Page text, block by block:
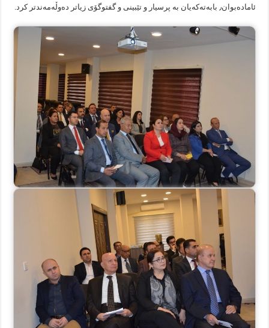
ئامادەبوان٫ بابەتەکەیان بە پرسیار و تێبینی و گفتوگۆی زیاتر دەوڵەمەندتر کرد.